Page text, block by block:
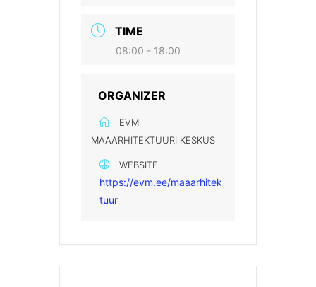
TIME
08:00 - 18:00
ORGANIZER
EVM
MAAARHITEKTUURI KESKUS
WEBSITE
https://evm.ee/maaarhitek
tuur